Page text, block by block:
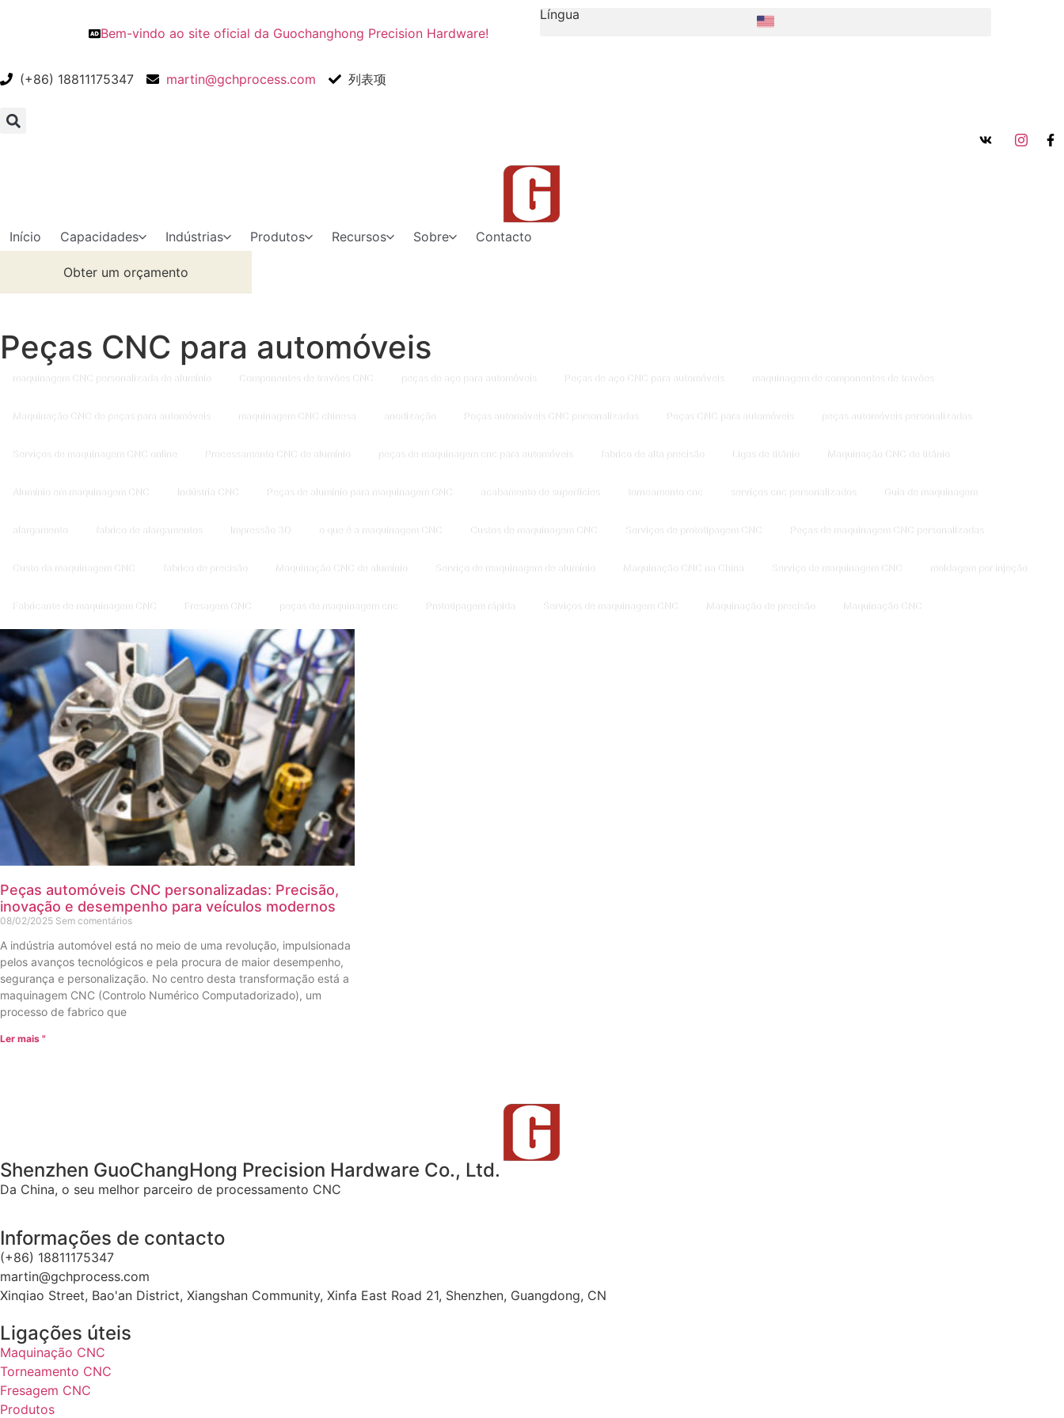
Bem-vindo ao site oficial da Guochanghong Precision Hardware!
Língua
(+86) 18811175347 martin@gchprocess.com 列表项
Início Capacidades Indústrias Produtos Recursos Sobre Contacto
Obter um orçamento
Peças CNC para automóveis
maquinagem CNC personalizada de alumínio Componentes de travões CNC peças de aço para automóveis Peças de aço CNC para automóveis maquinagem de componentes de travões
Maquinação CNC de peças para automóveis maquinagem CNC chinesa anodização Peças automóveis CNC personalizadas Peças CNC para automóveis peças automóveis personalizadas
Serviços de maquinagem CNC online Processamento CNC de alumínio peças de maquinagem cnc para automóveis fabrico de alta precisão Ligas de titânio Maquinação CNC de titânio
Alumínio em maquinagem CNC Indústria CNC Peças de alumínio para maquinagem CNC acabamento de superfícies torneamento cnc serviços cnc personalizados Guia de maquinagem
alargamento fabrico de alargamentos Impressão 3D o que é a maquinagem CNC Custos de maquinagem CNC Serviços de prototipagem CNC Peças de maquinagem CNC personalizadas
Custo da maquinagem CNC fabrico de precisão Maquinação CNC de alumínio Serviço de maquinagem de alumínio Maquinação CNC na China Serviço de maquinagem CNC moldagem por injeção
Fabricante de maquinagem CNC Fresagem CNC peças de maquinagem cnc Prototipagem rápida Serviços de maquinagem CNC Maquinação de precisão Maquinação CNC
Peças automóveis CNC personalizadas: Precisão,
inovação e desempenho para veículos modernos
08/02/2025 Sem comentários
A indústria automóvel está no meio de uma revolução, impulsionada
pelos avanços tecnológicos e pela procura de maior desempenho,
segurança e personalização. No centro desta transformação está a
maquinagem CNC (Controlo Numérico Computadorizado), um
processo de fabrico que
Ler mais "
Shenzhen GuoChangHong Precision Hardware Co., Ltd.
Da China, o seu melhor parceiro de processamento CNC
Informações de contacto
(+86) 18811175347
martin@gchprocess.com
Xinqiao Street, Bao'an District, Xiangshan Community, Xinfa East Road 21, Shenzhen, Guangdong, CN
Ligações úteis
Maquinação CNC
Torneamento CNC
Fresagem CNC
Produtos